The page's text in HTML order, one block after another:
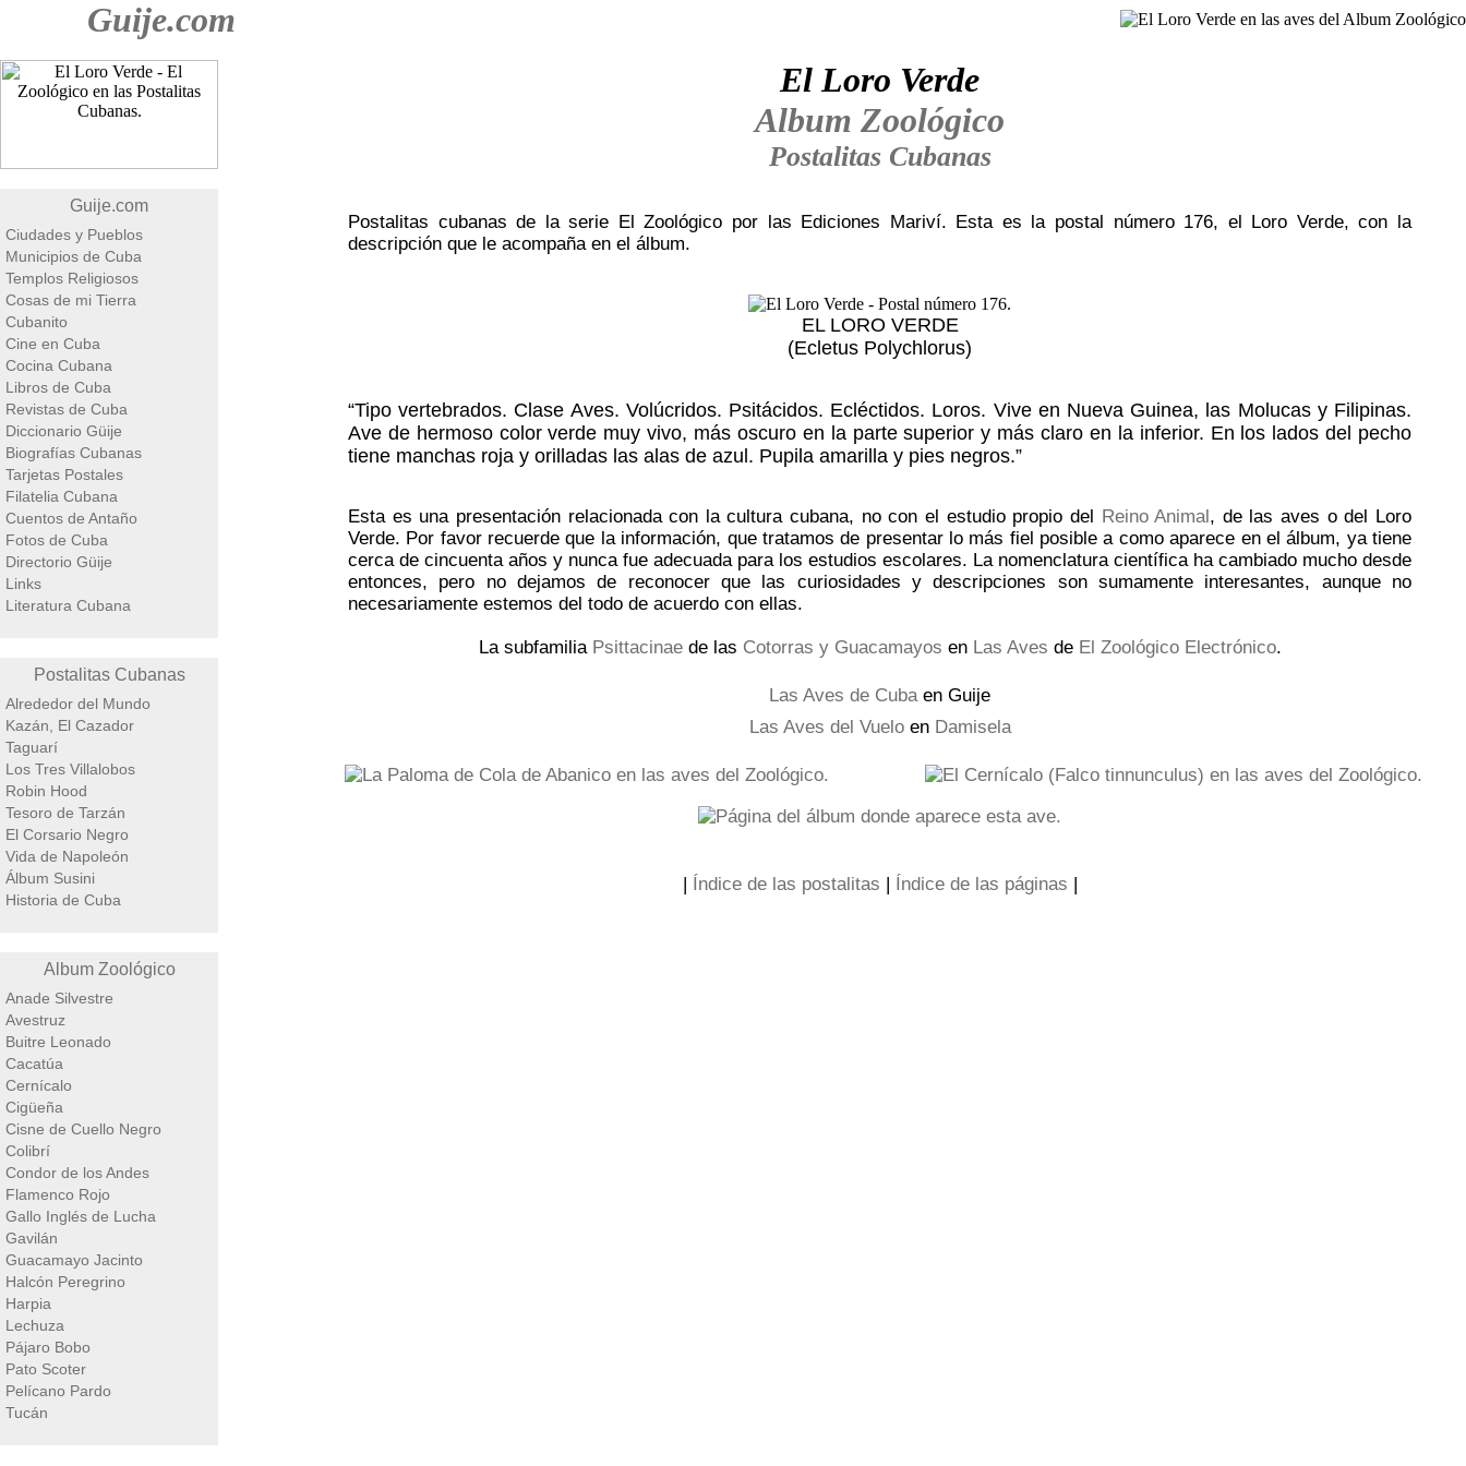
Guije.com
Guije.com
Ciudades y Pueblos
Municipios de Cuba
Templos Religiosos
Cosas de mi Tierra
Cubanito
Cine en Cuba
Cocina Cubana
Libros de Cuba
Revistas de Cuba
Diccionario Güije
Biografías Cubanas
Tarjetas Postales
Filatelia Cubana
Cuentos de Antaño
Fotos de Cuba
Directorio Güije
Links
Literatura Cubana
Postalitas Cubanas
Alrededor del Mundo
Kazán, El Cazador
Taguarí
Los Tres Villalobos
Robin Hood
Tesoro de Tarzán
El Corsario Negro
Vida de Napoleón
Álbum Susini
Historia de Cuba
Album Zoológico
Anade Silvestre
Avestruz
Buitre Leonado
Cacatúa
Cernícalo
Cigüeña
Cisne de Cuello Negro
Colibrí
Condor de los Andes
Flamenco Rojo
Gallo Inglés de Lucha
Gavilán
Guacamayo Jacinto
Halcón Peregrino
Harpia
Lechuza
Pájaro Bobo
Pato Scoter
Pelícano Pardo
Tucán
El Loro Verde
Album Zoológico
Postalitas Cubanas
Postalitas cubanas de la serie El Zoológico por las Ediciones Mariví. Esta es la postal número 176, el Loro Verde, con la
descripción que le acompaña en el álbum.
EL LORO VERDE
(Ecletus Polychlorus)
“Tipo vertebrados. Clase Aves. Volúcridos. Psitácidos. Ecléctidos. Loros. Vive en Nueva Guinea, las Molucas y Filipinas.
Ave de hermoso color verde muy vivo, más oscuro en la parte superior y más claro en la inferior. En los lados del pecho
tiene manchas roja y orilladas las alas de azul. Pupila amarilla y pies negros.”
Esta es una presentación relacionada con la cultura cubana, no con el estudio propio del Reino Animal, de las aves o del Loro
Verde. Por favor recuerde que la información, que tratamos de presentar lo más fiel posible a como aparece en el álbum, ya tiene
cerca de cincuenta años y nunca fue adecuada para los estudios escolares. La nomenclatura científica ha cambiado mucho desde
entonces, pero no dejamos de reconocer que las curiosidades y descripciones son sumamente interesantes, aunque no
necesariamente estemos del todo de acuerdo con ellas.
La subfamilia Psittacinaede las Cotorras y Guacamayos en Las Aves de El Zoológico Electrónico.
Las Aves de Cubaen Guije
Las Aves del Vueloen Damisela
| Índice de las postalitas | Índice de las páginas |